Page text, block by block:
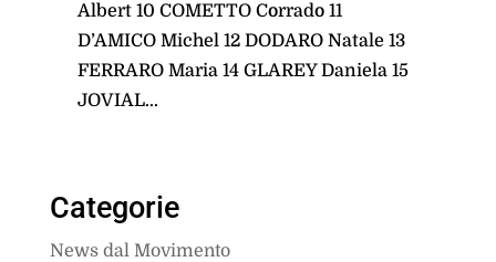
Albert 10 COMETTO Corrado 11
D’AMICO Michel 12 DODARO Natale 13
FERRARO Maria 14 GLAREY Daniela 15
JOVIAL...
Categorie
News dal Movimento